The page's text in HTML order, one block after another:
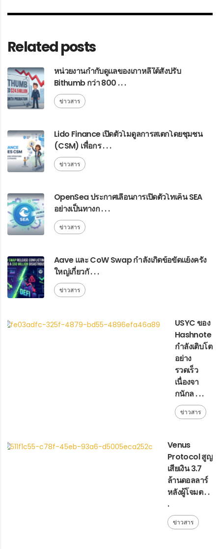
Related posts
หน่วยงานกำกับดูแลของเกาหลีใต้สั่งปรับ
Bithumb กว่า 800 . . .
ข่าวสาร
Lido Finance เปิดตัวโมดูลการสเตกโดยชุมชน
(CSM) เพื่อกร . . .
ข่าวสาร
OpenSea ประกาศเลื่อนการเปิดตัวโทเค็น SEA
อย่างเป็นทางก . . .
ข่าวสาร
Aave และ CoW Swap กำลังเกิดข้อขัดแย้งครั้ง
ใหญ่เกี่ยวกั . . .
ข่าวสาร
USYC ของ
Hashnote
กำลังเติบโต
อย่าง
รวดเร็ว
เนื่องจา
กนักล . . .
ข่าวสาร
Venus
Protocol สูญ
เสียเงิน 3.7
ล้านดอลลาร์
หลังผู้โจมต . .
.
ข่าวสาร